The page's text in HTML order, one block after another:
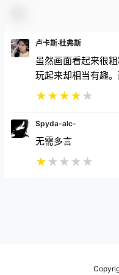
卢卡斯·杜弗斯
虽然画面看起来很
玩起来却相当有趣。
★★★★★
Spyda-alc-
无需多言
★★ ★ ★ ★